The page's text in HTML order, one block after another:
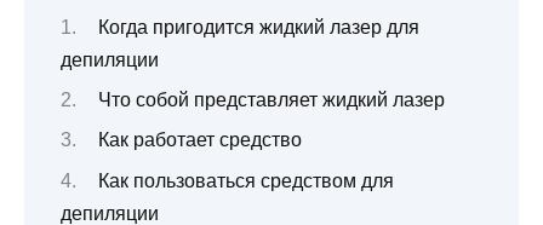
Когда пригодится жидкий лазер для
депиляции
Что собой представляет жидкий лазер
Как работает средство
Как пользоваться средством для
депиляции